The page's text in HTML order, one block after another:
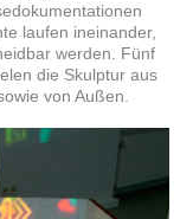
laufen ineinander,
werden. Fünf
die Skulptur aus
von Außen.